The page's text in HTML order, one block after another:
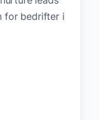
for bedrifter i